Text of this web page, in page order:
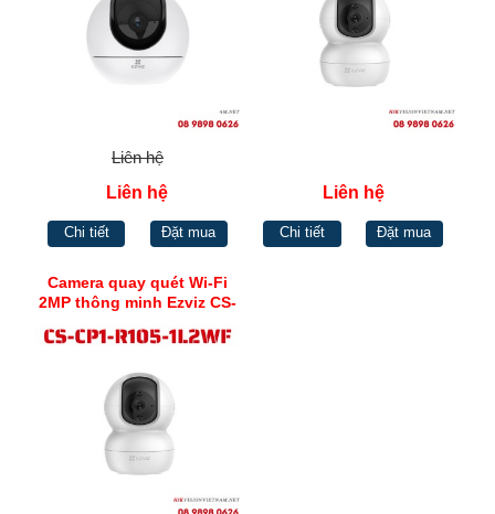
Liên hệ
Liên hệ
Chi tiết Đặt mua
Liên hệ
Chi tiết Đặt mua
Camera quay quét Wi-Fi
2MP thông minh Ezviz CS-